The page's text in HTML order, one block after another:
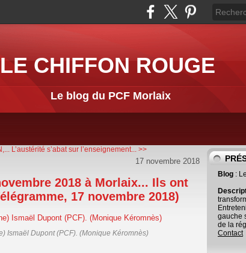
LE CHIFFON ROUGE
Le blog du PCF Morlaix
L’austérité s’abat sur l’enseignement... >>
17 novembre 2018
2018 à Morlaix... Ils ont
17 novembre 2018)
Ismaël Dupont (PCF). (Monique Kéromnès)
Blog :
gauche
de la
Contact